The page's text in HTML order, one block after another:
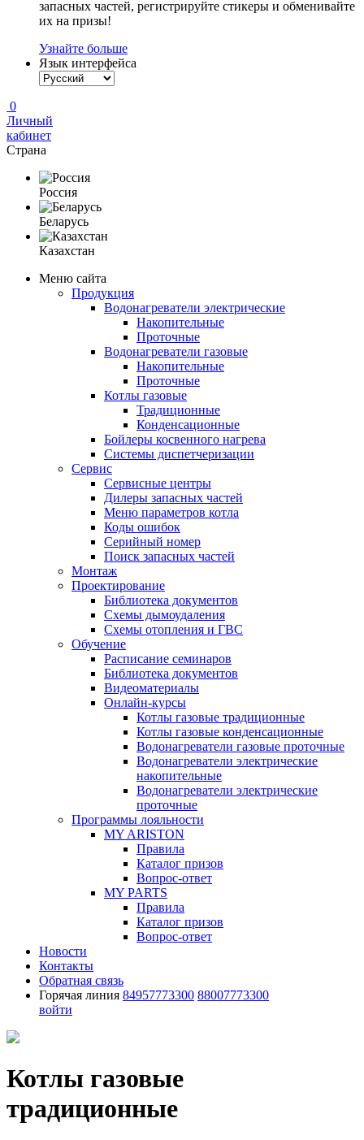
запасных частей, регистрируйте стикеры и обменивайте
их на призы!
Узнайте больше
Язык интерфейса
0
Личный
кабинет
Страна
Россия
Беларусь
Казахстан
Меню сайта
Продукция
Водонагреватели электрические
Накопительные
Проточные
Водонагреватели газовые
Накопительные
Проточные
Котлы газовые
Традиционные
Конденсационные
Бойлеры косвенного нагрева
Системы диспетчеризации
Сервис
Сервисные центры
Дилеры запасных частей
Меню параметров котла
Коды ошибок
Серийный номер
Поиск запасных частей
Монтаж
Проектирование
Библиотека документов
Схемы дымоудаления
Схемы отопления и ГВС
Обучение
Расписание семинаров
Библиотека документов
Видеоматериалы
Онлайн-курсы
Котлы газовые традиционные
Котлы газовые конденсационные
Водонагреватели газовые проточные
Водонагреватели электрические
накопительные
Водонагреватели электрические
проточные
Программы лояльности
MY ARISTON
Правила
Каталог призов
Вопрос-ответ
MY PARTS
Правила
Каталог призов
Вопрос-ответ
Новости
Контакты
Обратная связь
Горячая линия 84957773300 88007773300
войти
Котлы газовые
традиционные